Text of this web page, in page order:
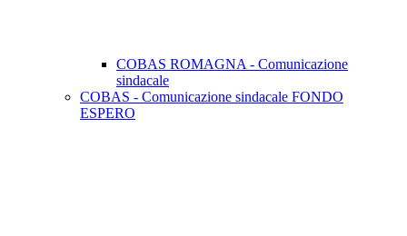
COBAS ROMAGNA - Comunicazione
sindacale
COBAS - Comunicazione sindacale FONDO
ESPERO